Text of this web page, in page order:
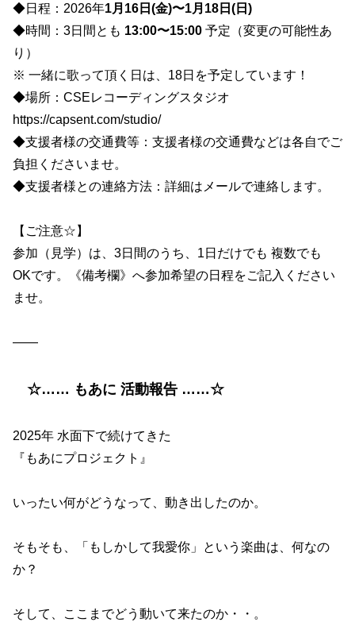
◆日程：2026年1月16日(金)〜1月18日(日)
◆時間：3日間とも 13:00〜15:00 予定（変更の可能性あ
り）
※ 一緒に歌って頂く日は、18日を予定しています！
◆場所：CSEレコーディングスタジオ
https://capsent.com/studio/
◆支援者様の交通費等：支援者様の交通費などは各自でご
負担くださいませ。
◆支援者様との連絡方法：詳細はメールで連絡します。
【ご注意☆】
参加（見学）は、3日間のうち、1日だけでも 複数でも
OKです。《備考欄》へ参加希望の日程をご記入ください
ませ。
——
☆…… もあに 活動報告 ……☆
2025年 水面下で続けてきた
『もあにプロジェクト』
いったい何がどうなって、動き出したのか。
そもそも、「もしかして我愛你」という楽曲は、何なの
か？
そして、ここまでどう動いて来たのか・・。